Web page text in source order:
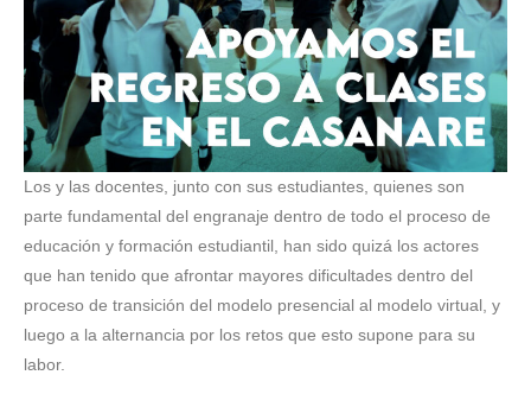
Los y las docentes, junto con sus estudiantes, quienes son
parte fundamental del engranaje dentro de todo el proceso de
educación y formación estudiantil, han sido quizá los actores
que han tenido que afrontar mayores dificultades dentro del
proceso de transición del modelo presencial al modelo virtual, y
luego a la alternancia por los retos que esto supone para su
labor.